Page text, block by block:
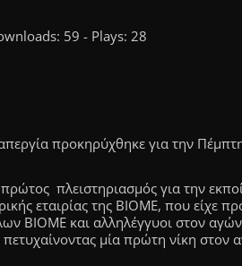
59 - Plays: 28
προκηρύχθηκε για την
πλειστηριασμός για την
εταιρίας της ΒΙΟΜΕ, που είχε
ΒΙΟΜΕ και αλληλέγγυοι στον
μία πρώτη νίκη